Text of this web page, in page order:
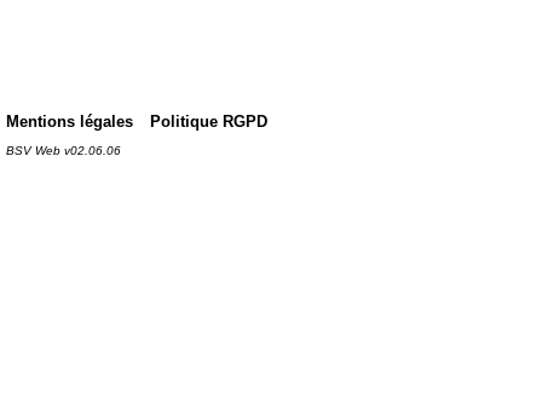
Mentions légales Politique RGPD
BSV Web v02.06.06